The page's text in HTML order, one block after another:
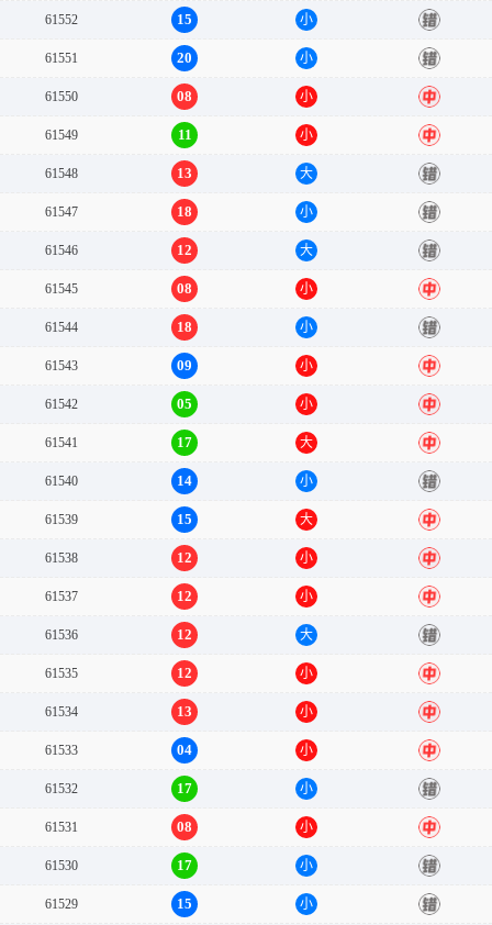
61552 15 小 错
61551 20 小 错
61550 08 小 中
61549 11 小 中
61548 13 大 错
61547 18 小 错
61546 12 大 错
61545 08 小 中
61544 18 小 错
61543 09 小 中
61542 05 小 中
61541 17 大 中
61540 14 小 错
61539 15 大 中
61538 12 小 中
61537 12 小 中
61536 12 大 错
61535 12 小 中
61534 13 小 中
61533 04 小 中
61532 17 小 错
61531 08 小 中
61530 17 小 错
61529 15 小 错